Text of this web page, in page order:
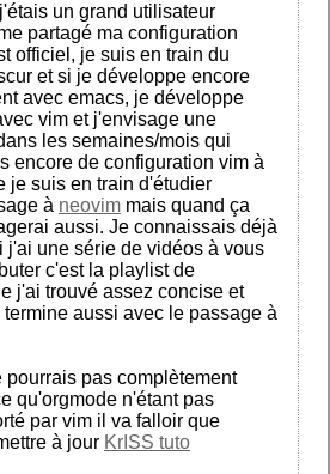
un grand utilisateur
partagé ma configuration
officiel, je suis en train du
et si je développe encore
avec emacs, je développe
vim et j'envisage une
les semaines/mois qui
encore de configuration vim à
je suis en train d'étudier
à neovim mais quand ça
aussi. Je connaissais déjà
j'ai une série de vidéos à vous
c'est la playlist de
j'ai trouvé assez concise et
aussi avec le passage à
pourrais pas complètement
qu'orgmode n'étant pas
par vim il va falloir que
à jour KrISS tuto